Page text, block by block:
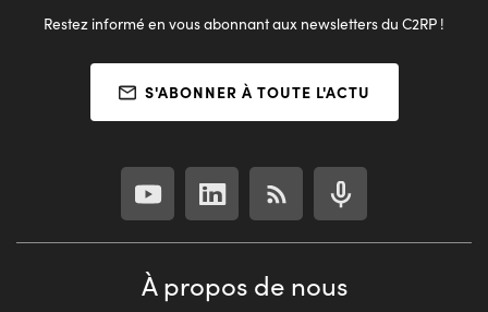
Restez informé en vous abonnant aux newsletters du C2RP !
S'ABONNER À TOUTE L'ACTU
À propos de nous